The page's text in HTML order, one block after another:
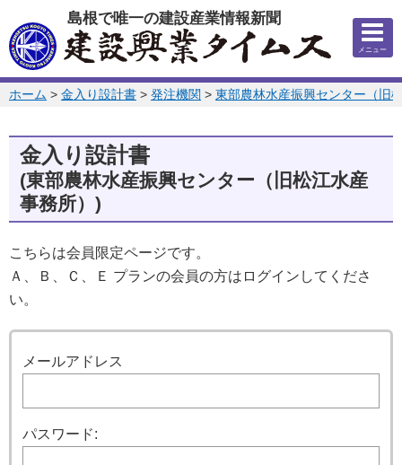
このページの本文へ
島根で唯一の建設産業情報新聞
メニュー
このページの位置:
ホーム > 金入り設計書 > 発注機関 > 東部農林水産振興センター（旧
金入り設計書
(東部農林水産振興センター（旧松江水産
事務所）)
こちらは会員限定ページです。
Ａ、Ｂ、Ｃ、Ｅ プランの会員の方はログインしてくださ
い。
メールアドレス
パスワード: